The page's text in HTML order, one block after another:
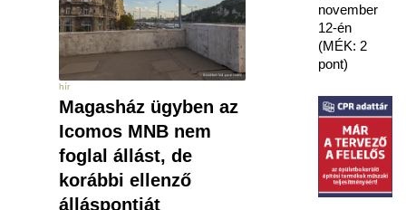
hír
Magasház ügyben az
Icomos MNB nem
foglal állást, de
korábbi ellenző
álláspontját
november
12-én
(MÉK: 2
pont)